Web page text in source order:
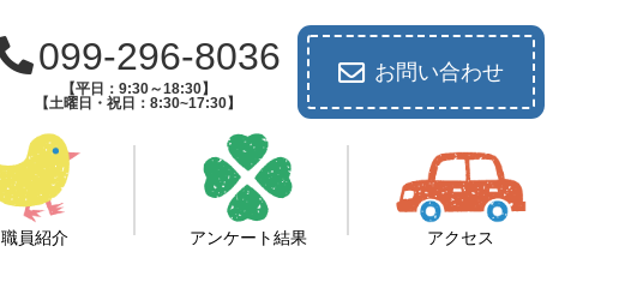
099-296-8036
【平日：9:30～18:30】
【土曜日・祝日：8:30~17:30】
お問い合わせ
職員紹介 アンケート結果 アクセス